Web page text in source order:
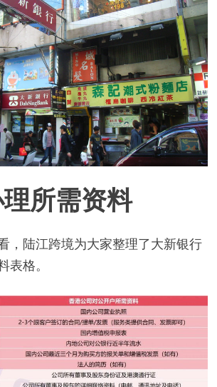
所需资料
，陆江跨境为大家整理了大新银行
表格。